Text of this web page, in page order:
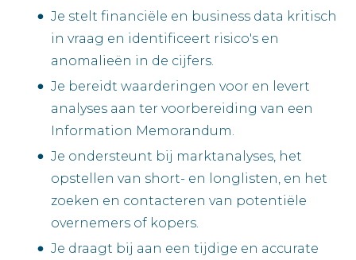
Je stelt financiële en business data kritisch
in vraag en identificeert risico's en
anomalieën in de cijfers.
Je bereidt waarderingen voor en levert
analyses aan ter voorbereiding van een
Information Memorandum.
Je ondersteunt bij marktanalyses, het
opstellen van short- en longlisten, en het
zoeken en contacteren van potentiële
overnemers of kopers.
Je draagt bij aan een tijdige en accurate